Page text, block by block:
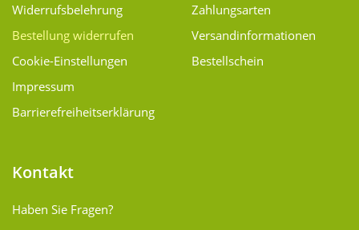
Widerrufsbelehrung
Bestellung widerrufen
Cookie-Einstellungen
Impressum
Barrierefreiheitserklärung
Zahlungsarten
Versand­informationen
Bestellschein
Kontakt
Haben Sie Fragen?